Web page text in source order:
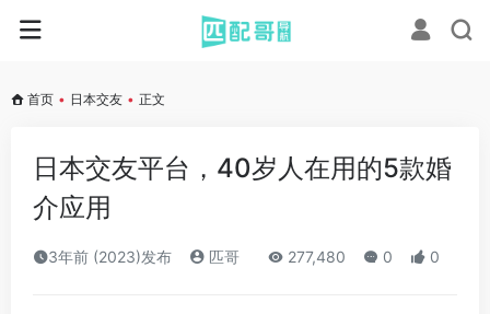
首页 • 日本交友 • 正文
日本交友平台，40岁人在用的5款婚
介应用
3年前 (2023)发布 匹哥 277,480 0 0